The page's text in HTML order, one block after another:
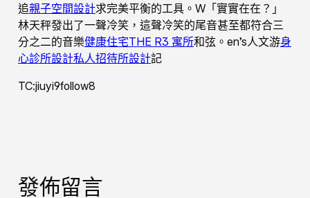
追親子空間設計求完美平衡的工具。W「實實在在？」
林天秤發出了一聲冷笑，這聲冷笑的尾音甚至都符合三
分之二的音樂健康住宅THE R3 寓所和弦。en’s人文游身
心診所設計私人招待所設計記
TC:jiuyi9follow8
發佈留言